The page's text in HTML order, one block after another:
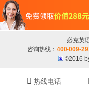
必克英
咨询热线：400-009-
©2016
 热线电话